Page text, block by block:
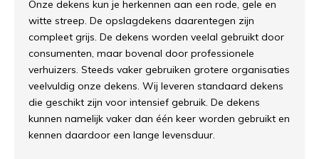
Onze dekens kun je herkennen aan een rode, gele en
witte streep. De opslagdekens daarentegen zijn
compleet grijs. De dekens worden veelal gebruikt door
consumenten, maar bovenal door professionele
verhuizers. Steeds vaker gebruiken grotere organisaties
veelvuldig onze dekens. Wij leveren standaard dekens
die geschikt zijn voor intensief gebruik. De dekens
kunnen namelijk vaker dan één keer worden gebruikt en
kennen daardoor een lange levensduur.